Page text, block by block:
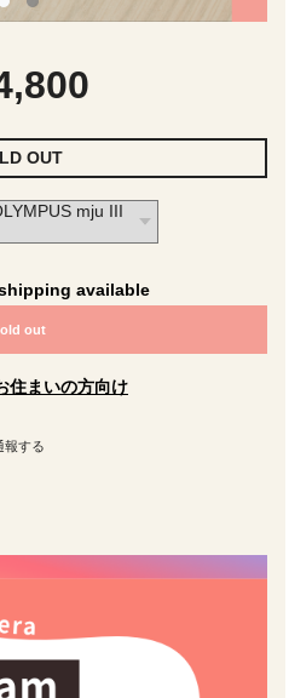
OUT
available
out
住まいの方向け
報する